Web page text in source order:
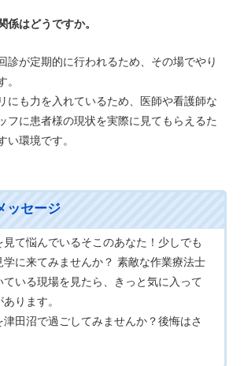
係はどうですか。
診が定期的に行われるため、その場でやり
。
にも力を入れているため、医師や看護師な
フに患者様の現状を実際に見てもらえるた
い環境です。
見て悩んでいるそこのあなた！少しでも
学に来てみませんか？ 素敵な作業療法士
ている現場を見たら、きっと気に入って
ります。
津田沼で過ごしてみませんか？後悔はさ